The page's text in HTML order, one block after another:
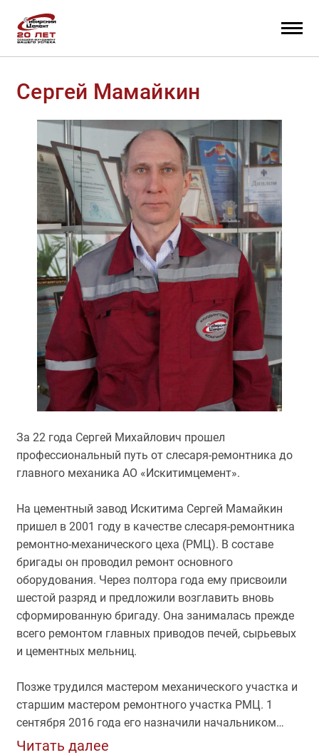
Сергей Мамайкин
За 22 года Сергей Михайлович прошел
профессиональный путь от слесаря-ремонтника до
главного механика АО «Искитимцемент».
На цементный завод Искитима Сергей Мамайкин
пришел в 2001 году в качестве слесаря-ремонтника
ремонтно-механического цеха (РМЦ). В составе
бригады он проводил ремонт основного
оборудования. Через полтора года ему присвоили
шестой разряд и предложили возглавить вновь
сформированную бригаду. Она занималась прежде
всего ремонтом главных приводов печей, сырьевых
и цементных мельниц.
Позже трудился мастером механического участка и
старшим мастером ремонтного участка РМЦ. 1
сентября 2016 года его назначили начальником
цеха технического обслуживания оборудования.
Читать далее